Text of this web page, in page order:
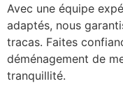
Avec une équipe
adaptés, nous
tracas. Faites
déménagement de
tranquillité.